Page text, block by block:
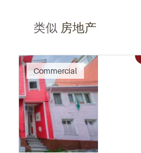
类似 房地产
Commercial